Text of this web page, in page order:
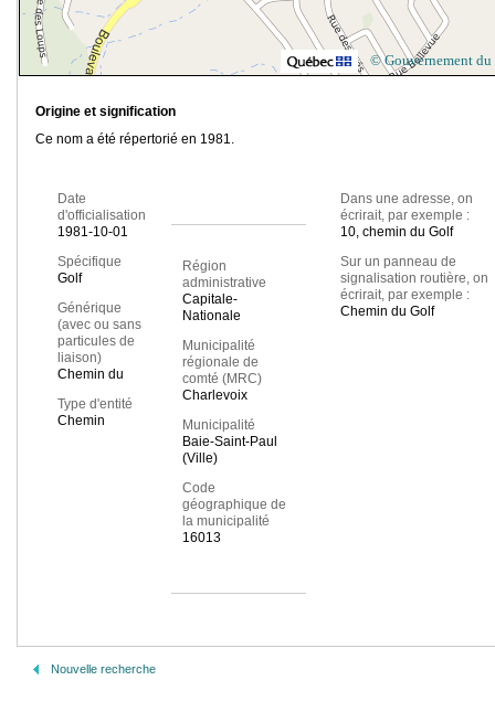
© Gouvernement du
Origine et signification
Ce nom a été répertorié en 1981.
Date
d'officialisation
1981-10-01
Spécifique
Golf
Générique
(avec ou sans
particules de
liaison)
Chemin du
Type d'entité
Chemin
Région
administrative
Capitale-
Nationale
Municipalité
régionale de
comté (MRC)
Charlevoix
Municipalité
Baie-Saint-Paul
(Ville)
Code
géographique de
la municipalité
16013
Dans une adresse, on
écrirait, par exemple :
10, chemin du Golf
Sur un panneau de
signalisation routière, on
écrirait, par exemple :
Chemin du Golf
Nouvelle recherche